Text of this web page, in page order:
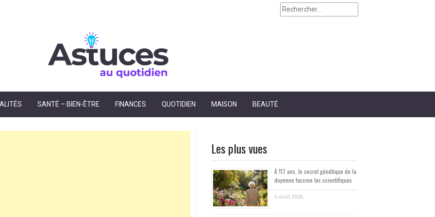
Rechercher :
SANTÉ – BIEN-ÊTRE FINANCES QUOTIDIEN MAISON BEAUTÉ
Les plus vues
À 117 ans, le secret génétique de la
doyenne fascine les scientifiques
6 août 2026